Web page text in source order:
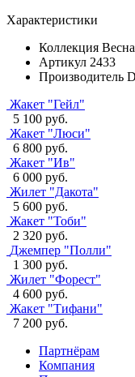
Характеристики
Коллекция
Артикул 2433
Производитель
Жакет "Гейл"
5 100 руб.
Жакет "Люси"
6 800 руб.
Жакет "Ив"
6 000 руб.
Жилет "Дакота"
5 600 руб.
Жакет "Тоби"
2 320 руб.
Джемпер "Полли"
1 300 руб.
Жилет "Форест"
4 600 руб.
Жакет "Тифани"
7 200 руб.
Партнёрам
Компания